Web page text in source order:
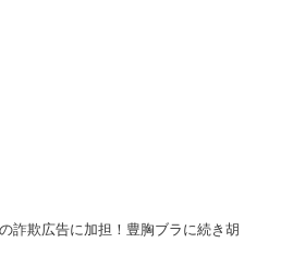
詐欺広告に加担！豊胸ブラに続き胡